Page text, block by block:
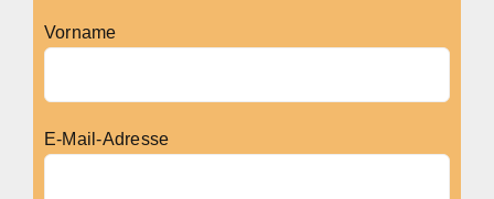
Vorname
E-Mail-Adresse